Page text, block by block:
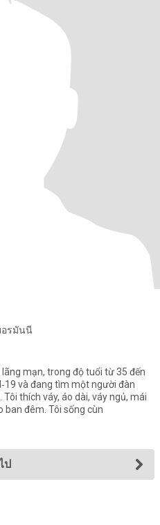
อรมันนี
mạn, trong độ tuổi từ 35 đến
và đang tìm một người đàn
thích váy, áo dài, váy ngủ, mái
ban đêm. Tôi sống cùn
ป